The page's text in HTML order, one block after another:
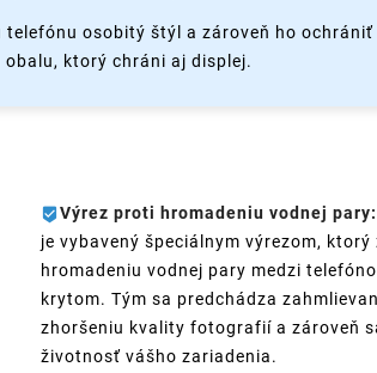
osobitý štýl a zároveň ho
ktorý chráni aj displej.
Výrez proti hromadeniu vodnej pary:
je vybavený špeciálnym výrezom, ktorý
hromadeniu vodnej pary medzi
krytom. Tým sa predchádza
zhoršeniu kvality fotografií a zároveň
životnosť vášho zariadenia.